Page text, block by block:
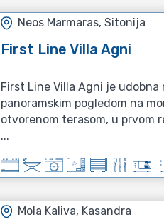
Neos Marmaras, Sitonija
First Line Villa Agni
First Line Villa Agni je udobna
panoramskim pogledom na
otvorenom terasom, u prvom
...
Mola Kaliva, Kasandra